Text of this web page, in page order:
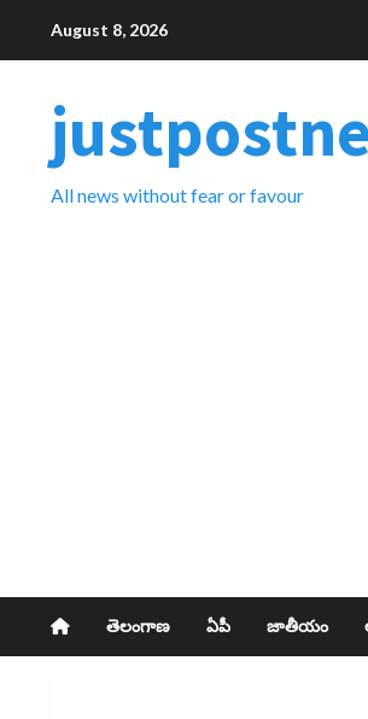
August 8, 2026
All news without fear or favour
తెలంగాణ ఏపీ జాతీయం